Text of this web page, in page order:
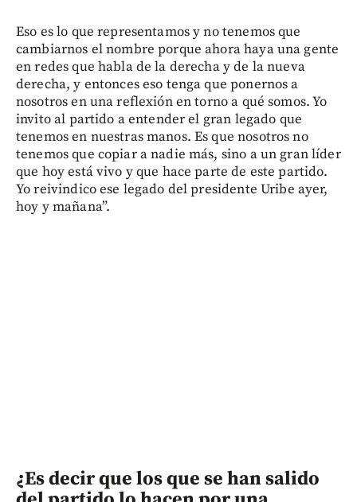
Eso es lo que representamos y no tenemos que
cambiarnos el nombre porque ahora haya una gente
en redes que habla de la derecha y de la nueva
derecha, y entonces eso tenga que ponernos a
nosotros en una reflexión en torno a qué somos. Yo
invito al partido a entender el gran legado que
tenemos en nuestras manos. Es que nosotros no
tenemos que copiar a nadie más, sino a un gran líder
que hoy está vivo y que hace parte de este partido.
Yo reivindico ese legado del presidente Uribe ayer,
hoy y mañana”.
¿Es decir que los que se han salido